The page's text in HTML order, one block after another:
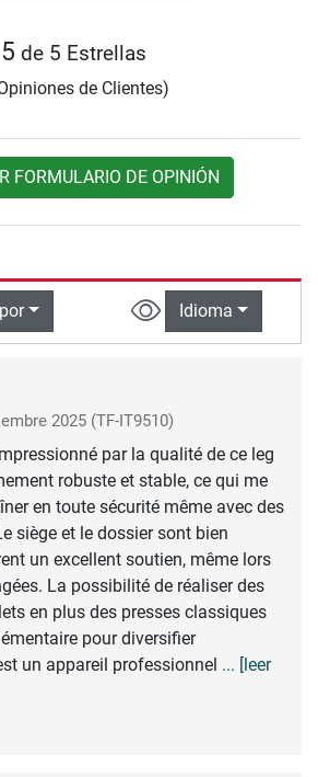
5 de 5 Estrellas
de Clientes)
FORMULARIO DE OPINIÓN
Idioma
2025 (TF-IT9510)
par la qualité de ce leg
robuste et stable, ce qui me
en toute sécurité même avec des
siège et le dossier sont bien
un excellent soutien, même lors
La possibilité de réaliser des
en plus des presses classiques
pour diversifier
un appareil professionnel ... [leer